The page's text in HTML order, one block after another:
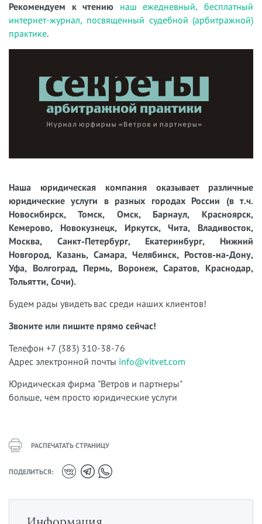
Рекомендуем к чтению наш ежедневный, бесплатный
интернет-журнал, посвященный судебной (арбитражной)
практике.
Наша юридическая компания оказывает различные
юридические услуги в разных городах России (в т.ч.
Новосибирск, Томск, Омск, Барнаул, Красноярск,
Кемерово, Новокузнецк, Иркутск, Чита, Владивосток,
Москва, Санкт-Петербург, Екатеринбург, Нижний
Новгород, Казань, Самара, Челябинск, Ростов-на-Дону,
Уфа, Волгоград, Пермь, Воронеж, Саратов, Краснодар,
Тольятти, Сочи).
Будем рады увидеть вас среди наших клиентов!
Звоните или пишите прямо сейчас!
Телефон +7 (383) 310-38-76
Адрес электронной почты info@vitvet.com
Юридическая фирма "Ветров и партнеры"
больше, чем просто юридические услуги
РАСПЕЧАТАТЬ СТРАНИЦУ
ПОДЕЛИТЬСЯ: